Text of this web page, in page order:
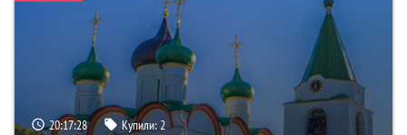
20:17:27 Купили:2